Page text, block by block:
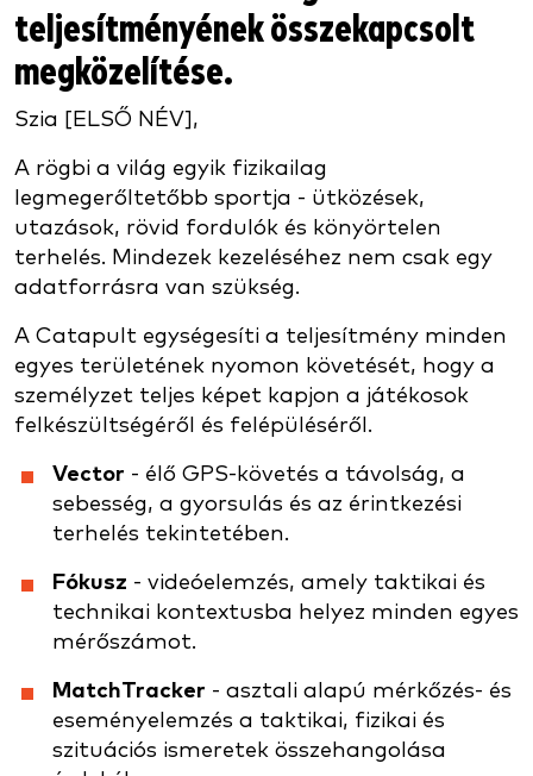
teljesítményének összekapcsolt
megközelítése.
Szia [ELSŐ NÉV],
A rögbi a világ egyik fizikailag
legmegerőltetőbb sportja - ütközések,
utazások, rövid fordulók és könyörtelen
terhelés. Mindezek kezeléséhez nem csak egy
adatforrásra van szükség.
A Catapult egységesíti a teljesítmény minden
egyes területének nyomon követését, hogy a
személyzet teljes képet kapjon a játékosok
felkészültségéről és felépüléséről.
Vector - élő GPS-követés a távolság, a
sebesség, a gyorsulás és az érintkezési
terhelés tekintetében.
Fókusz - videóelemzés, amely taktikai és
technikai kontextusba helyez minden egyes
mérőszámot.
MatchTracker - asztali alapú mérkőzés- és
eseményelemzés a taktikai, fizikai és
szituációs ismeretek összehangolása